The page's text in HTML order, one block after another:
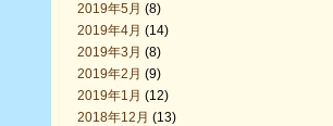
2019年5月 (8)
2019年4月 (14)
2019年3月 (8)
2019年2月 (9)
2019年1月 (12)
2018年12月 (13)